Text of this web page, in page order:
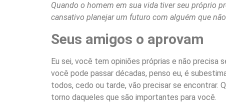
Quando o homem em sua vida tiver seu próprio
cansativo planejar um futuro com alguém que
Seus amigos o aprovam
Eu sei, você tem opiniões próprias e não precisa
você pode passar décadas, penso eu, é
todos, cedo ou tarde, vão precisar se encontrar.
torno daqueles que são importantes para você.